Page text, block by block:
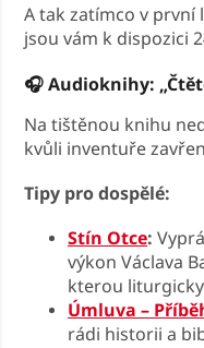
A tak zatímco v první
jsou vám k dispozici
🎧 Audioknihy:
Na tištěnou knihu
kvůli inventuře
Tipy pro dospělé:
Stín Otce:
výkon Václava
kterou
Úmluva –
rádi historii a